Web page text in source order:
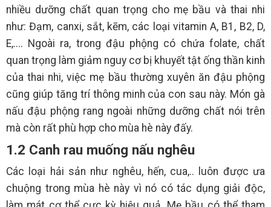
nhiều dưỡng chất quan trọng cho mẹ bầu và thai nhi
như: Đạm, canxi, sắt, kẽm, các loại vitamin A, B1, B2, D,
E,.... Ngoài ra, trong đậu phộng có chứa folate, chất
quan trọng làm giảm nguy cơ bị khuyết tật ống thần kinh
của thai nhi, việc mẹ bầu thường xuyên ăn đậu phộng
cũng giúp tăng trí thông minh của con sau này. Món gà
nấu đậu phộng rang ngoài những dưỡng chất nói trên
mà còn rất phù hợp cho mùa hè này đấy.
1.2 Canh rau muống nấu nghêu
Các loại hải sản như nghêu, hến, cua,.. luôn được ưa
chuộng trong mùa hè này vì nó có tác dụng giải độc,